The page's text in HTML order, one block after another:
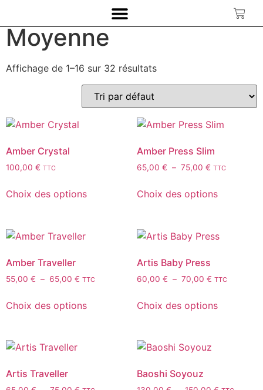
/ Produit Largeur d'écriture / Moyenne
Moyenne
Affichage de 1–16 sur 32 résultats
Amber Crystal
100,00 € TTC
Choix des options
Amber Press Slim
65,00 € – 75,00 € TTC
Choix des options
Amber Traveller
55,00 € – 65,00 € TTC
Choix des options
Artis Baby Press
60,00 € – 70,00 € TTC
Choix des options
Artis Traveller Baoshi Soyouz